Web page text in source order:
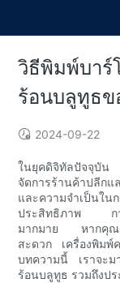
วิธีพิมพ์บาร์
ร้อนบลูทูธ
2024-09-22
ในยุคดิจิทัลปัจจุบั
จัดการร้านค้าปลีกแ
และความจำเป็นใน
ประสิทธิภาพ การ
มากมาย หากคุณก
สะดวก เครื่องพิมพ์
บทความนี้ เราจะม
ร้อนบลูทูธ รวมถึงป